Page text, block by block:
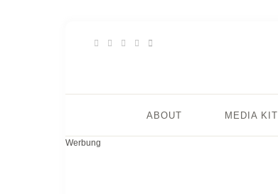
ABOUT MEDIA KIT
Werbung